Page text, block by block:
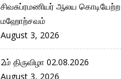
சிவசுப்ரமணியர் ஆலய கொடியேற்ற
மஹோற்சவம்
August 3, 2026
2ம் திருவிழா 02.08.2026
August 3, 2026